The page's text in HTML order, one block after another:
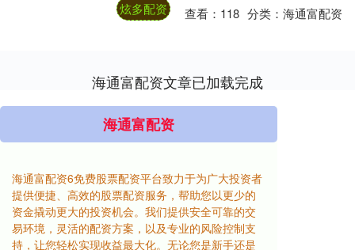
心理状况。 📌 三大核心特征 1️⃣ 共情缺
失：....
炫多配资 查看： 118 分类：海通富配资
海通富配资文章已加载完成
海通富配资
海通富配资6免费股票配资平台致力于为广大投资者
提供便捷、高效的股票配资服务，帮助您以更少的
资金撬动更大的投资机会。我们提供安全可靠的交
易环境，灵活的配资方案，以及专业的风险控制支
持，让您轻松实现收益最大化。无论您是新手还是